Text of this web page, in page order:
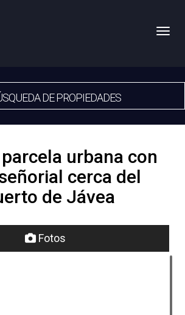
DE PROPIEDADES
urbana con
cerca del
de Jávea
Fotos